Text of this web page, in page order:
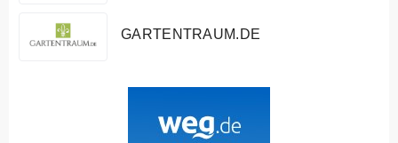
GARTENTRAUM.DE